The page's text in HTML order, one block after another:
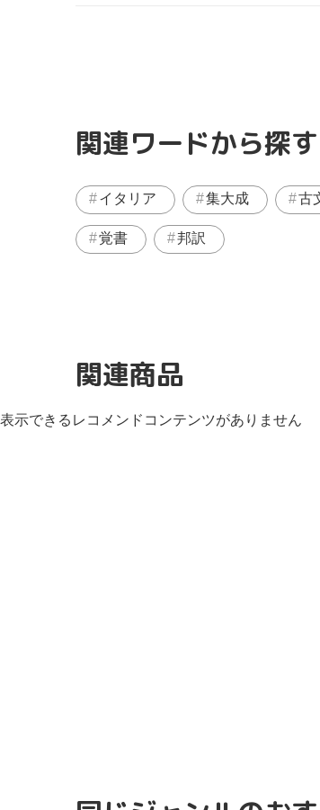
関連ワードから探す
イタリア 集大成 古
覚書 邦訳
関連商品
表示できるレコメンドコンテンツがありません